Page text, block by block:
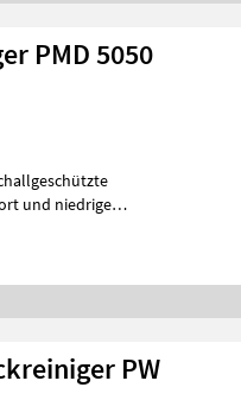
PMD 5050
und niedrige
PW